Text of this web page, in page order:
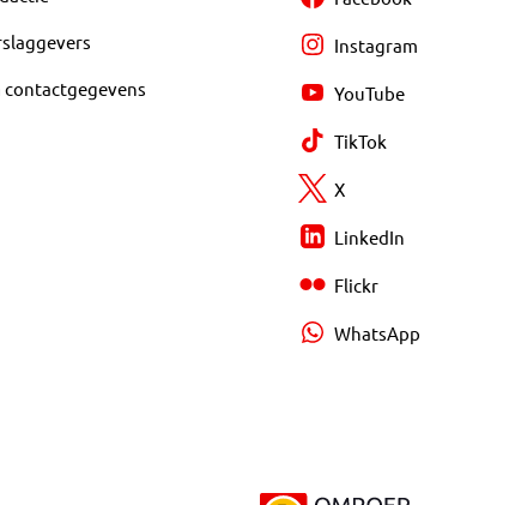
contactgegevens
Instagram
YouTube
TikTok
X
LinkedIn
Flickr
WhatsApp